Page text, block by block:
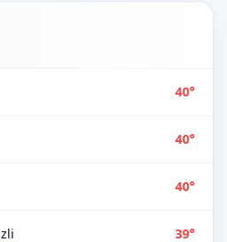
40°
40°
40°
39°